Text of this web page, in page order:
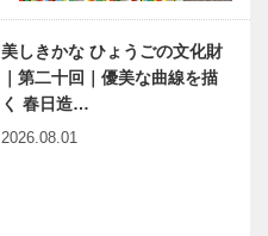
美しきかな ひょうごの文化財
｜第二十回｜優美な曲線を描
く 春日造…
2026.08.01